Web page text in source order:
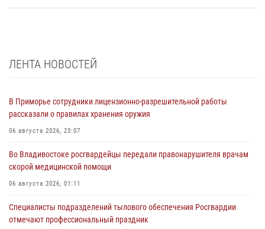
ЛЕНТА НОВОСТЕЙ
В Приморье сотрудники лицензионно-разрешительной работы
рассказали о правилах хранения оружия
06 августа 2026, 23:07
Во Владивостоке росгвардейцы передали правонарушителя врачам
скорой медицинской помощи
06 августа 2026, 01:11
Специалисты подразделений тылового обеспечения Росгвардии
отмечают профессиональный праздник